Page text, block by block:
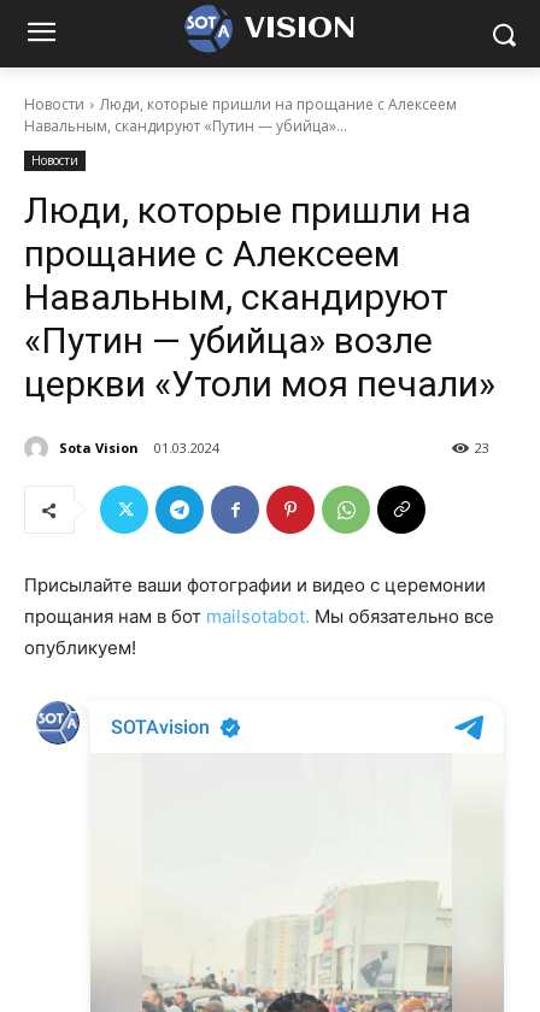
VISION
Новости
Люди, которые пришли на прощание с Алексеем
Навальным, скандируют «Путин — убийца»...
Новости
Люди, которые пришли на
прощание с Алексеем
Навальным, скандируют
«Путин — убийца» возле
церкви «Утоли моя печали»
Sota Vision 01.03.2024 23
Присылайте ваши фотографии и видео с церемонии
прощания нам в бот mailsotabot. Мы обязательно все
опубликуем!